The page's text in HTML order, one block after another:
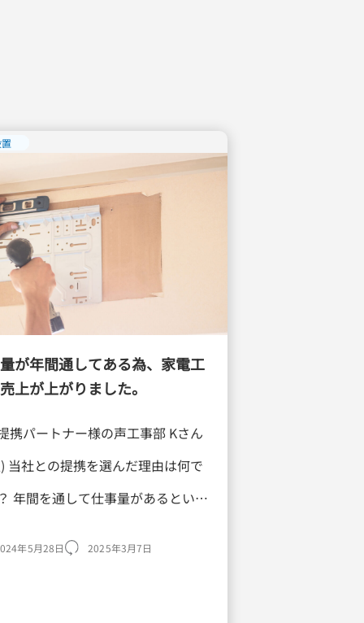
が年間通してある為、家電工
上が上がりました。
携パートナー様の声工事部 Kさん
当社との提携を選んだ理由は何で
年間を通して仕事量があるという
年5月28日 2025年3月7日